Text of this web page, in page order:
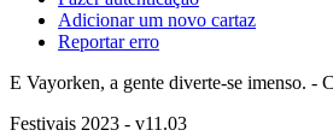
Adicionar um novo cartaz
Reportar erro
E Vayorken, a gente diverte-se imenso. -
Festivais 2023 - v11.03